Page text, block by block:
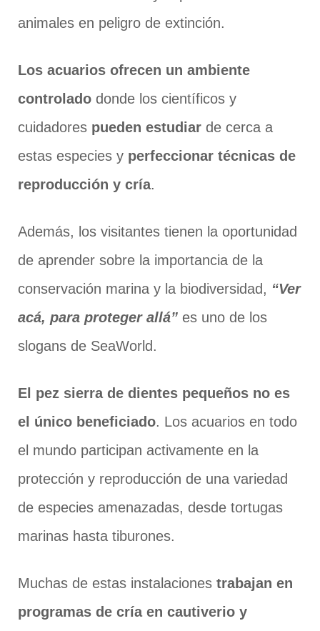
animales en peligro de extinción.
Los acuarios ofrecen un ambiente
controlado donde los científicos y
cuidadores pueden estudiar de cerca a
estas especies y perfeccionar técnicas de
reproducción y cría.
Además, los visitantes tienen la oportunidad
de aprender sobre la importancia de la
conservación marina y la biodiversidad, “Ver
acá, para proteger allá” es uno de los
slogans de SeaWorld.
El pez sierra de dientes pequeños no es
el único beneficiado. Los acuarios en todo
el mundo participan activamente en la
protección y reproducción de una variedad
de especies amenazadas, desde tortugas
marinas hasta tiburones.
Muchas de estas instalaciones trabajan en
programas de cría en cautiverio y